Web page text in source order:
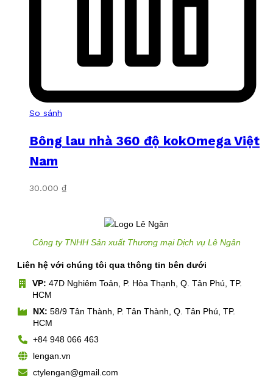
So sánh
Bông lau nhà 360 độ kokOmega Việt
Nam
30.000 ₫
Công ty TNHH Sản xuất Thương mại Dịch vụ Lê Ngân
Liên hệ với chúng tôi qua thông tin bên dưới
VP: 47D Nghiêm Toản, P. Hòa Thạnh, Q. Tân Phú, TP.
HCM
NX: 58/9 Tân Thành, P. Tân Thành, Q. Tân Phú, TP.
HCM
+84 948 066 463
lengan.vn
ctylengan@gmail.com